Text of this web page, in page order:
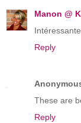
Manon @
Reply
These are
Reply